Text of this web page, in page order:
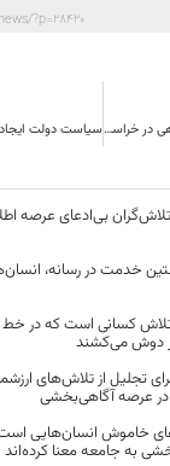
?p=28420
۳۰۰ هزار قطعه بچه ماهی در خراسان جنوبی توزیع ‌می‌شود
بی‌ادعای عرصه
خدمت در رسانه،
تلاش کسانی است که در خط
بر دوش می‌کشند
تجلیل از تلاش‌های
در عرصه آگاهی‌بخشی
خاموش انسان‌هایی
به جامعه معنا کرده‌اند